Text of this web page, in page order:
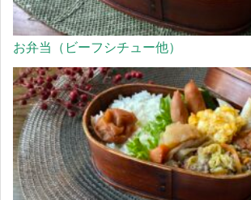
お弁当（ビーフシチュー他）